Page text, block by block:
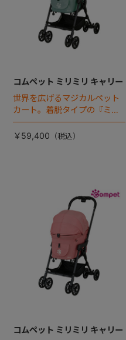
コムペット ミリミリ キャリー
世界を広げるマジカルペット
カート。着脱タイプの『ミリ
ミリEG』 がフルモデルチェン
ジ 。新機能「マジカルフォー
￥59,400
コムペット ミリミリ キャリー